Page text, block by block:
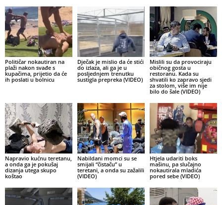
Političar nokautiran na
plaži nakon svađe s
kupačima, prijetio da će
ih poslati u bolnicu
Dječak je mislio da će stići
do izlaza, ali ga je u
posljednjem trenutku
sustigla prepreka (VIDEO)
Mislili su da provociraju
običnog gosta u
restoranu. Kada su
shvatili ko zapravo sjedi
za stolom, više im nije
bilo do šale (VIDEO)
Napravio kućnu teretanu,
a onda ga je pokušaj
dizanja utega skupo
koštao
Nabildani momci su se
smijali “čistaču” u
teretani, a onda su zažalili
(VIDEO)
Htjela udariti boks
mašinu, pa slučajno
nokautirala mladića
pored sebe (VIDEO)